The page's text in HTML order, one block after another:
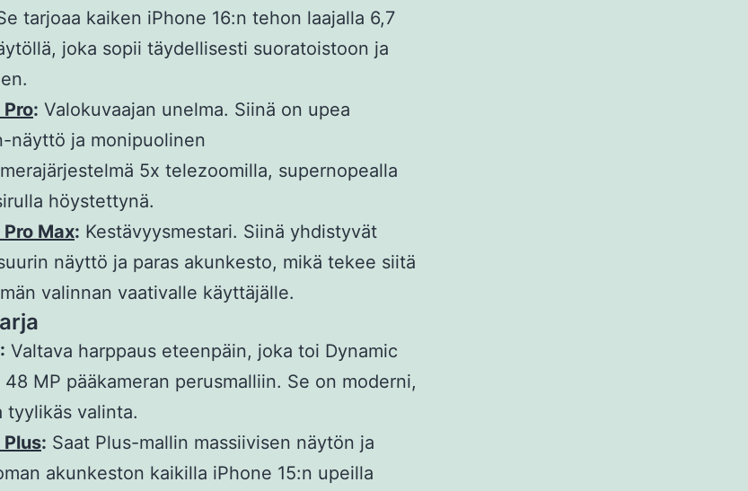
tarjoaa kaiken iPhone 16:n tehon laajalla 6,7
joka sopii täydellisesti suoratoistoon ja
Pro: Valokuvaajan unelma. Siinä on upea
näyttö ja monipuolinen
5x telezoomilla, supernopealla
höystettynä.
Pro Max: Kestävyysmestari. Siinä yhdistyvät
näyttö ja paras akunkesto, mikä tekee siitä
valinnan vaativalle käyttäjälle.
: Valtava harppaus eteenpäin, joka toi Dynamic
48 MP pääkameran perusmalliin. Se on moderni,
tyylikäs valinta.
Plus: Saat Plus-mallin massiivisen näytön ja
akunkeston kaikilla iPhone 15:n upeilla